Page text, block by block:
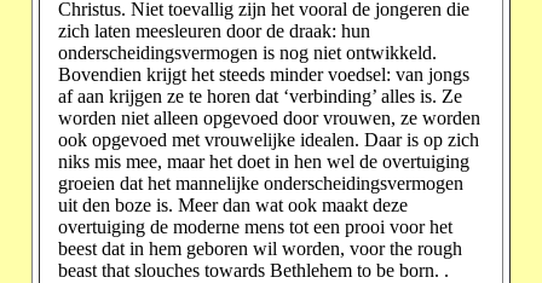
Christus. Niet toevallig zijn het vooral de jongeren die
zich laten meesleuren door de draak: hun
onderscheidingsvermogen is nog niet ontwikkeld.
Bovendien krijgt het steeds minder voedsel: van jongs
af aan krijgen ze te horen dat ‘verbinding’ alles is. Ze
worden niet alleen opgevoed door vrouwen, ze worden
ook opgevoed met vrouwelijke idealen. Daar is op zich
niks mis mee, maar het doet in hen wel de overtuiging
groeien dat het mannelijke onderscheidingsvermogen
uit den boze is. Meer dan wat ook maakt deze
overtuiging de moderne mens tot een prooi voor het
beest dat in hem geboren wil worden, voor the rough
beast that slouches towards Bethlehem to be born. .